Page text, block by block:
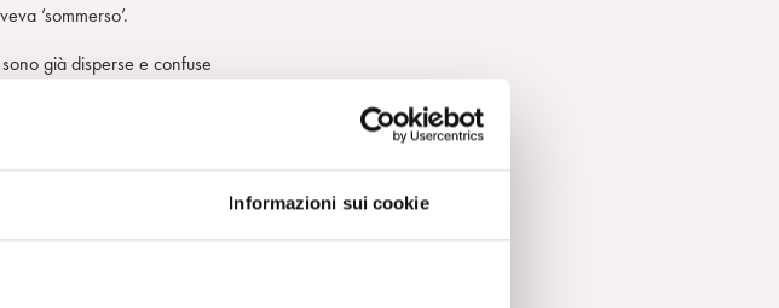
Informazioni sui cookie
’sommerso’.
già disperse e confuse
e di cui poi si scopre che si
Levi descrive come i deportati
e diventavano ‘altro’,
un angolo affianco al portone
camera da letto non poteva
le aveva diagnosticato
promesso o fatto